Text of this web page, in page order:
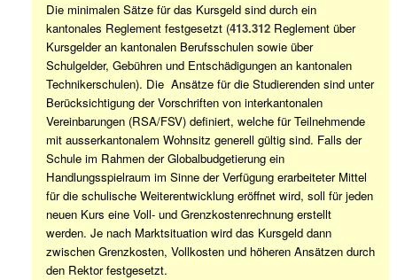
Die minimalen Sätze für das Kursgeld sind durch ein
kantonales Reglement festgesetzt (413.312Reglement über
Kursgelder an kantonalen Berufsschulen sowie über
Schulgelder, Gebühren und Entschädigungen an kantonalen
Technikerschulen). Die Ansätze für die Studierenden sind unter
Berücksichtigung der Vorschriften von interkantonalen
Vereinbarungen (RSA/FSV) definiert, welche für Teilnehmende
mit ausserkantonalem Wohnsitz generell gültig sind. Falls der
Schule im Rahmen der Globalbudgetierung ein
Handlungsspielraum im Sinne der Verfügung erarbeiteter Mittel
für die schulische Weiterentwicklung eröffnet wird, soll für jeden
neuen Kurs eine Voll- und Grenzkostenrechnung erstellt
werden. Je nach Marktsituation wird das Kursgeld dann
zwischen Grenzkosten, Vollkosten und höheren Ansätzen durch
den Rektor festgesetzt.